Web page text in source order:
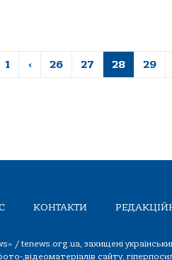
1 ‹ 26 27 28 29
КОНТАКТИ
/ tenews.org.ua, захищені
,відеоматеріалів сайту,